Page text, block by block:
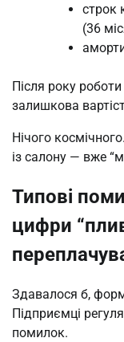
строк
(36
Після року
залишкова
Нічого
із салону — вже
Типові
цифри
Здавалося б,
Підприємці
помилок.